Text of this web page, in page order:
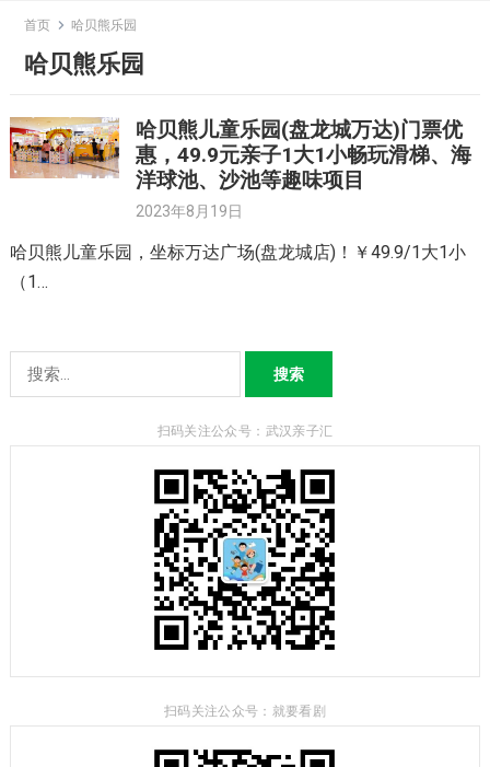
content
首页 哈贝熊乐园
哈贝熊乐园
哈贝熊儿童乐园(盘龙城万达)门票优
惠，49.9元亲子1大1小畅玩滑梯、海
洋球池、沙池等趣味项目
2023年8月19日
哈贝熊儿童乐园，坐标万达广场(盘龙城店)！￥49.9/1大1小
（1…
索：
扫码关注公众号：武汉亲子汇
扫码关注公众号：就要看剧